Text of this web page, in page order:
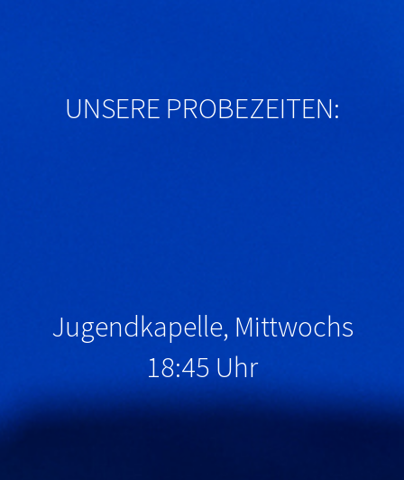
UNSERE PROBEZEITEN:
Jugendkapelle, Mittwochs
18:45 Uhr